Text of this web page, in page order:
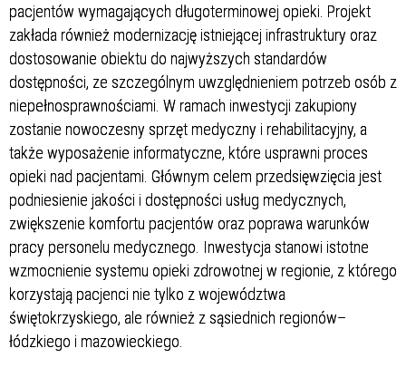
pacjentów wymagających długoterminowej opieki. Projekt
zakłada również modernizację istniejącej infrastruktury oraz
dostosowanie obiektu do najwyższych standardów
dostępności, ze szczególnym uwzględnieniem potrzeb osób z
niepełnosprawnościami. W ramach inwestycji zakupiony
zostanie nowoczesny sprzęt medyczny i rehabilitacyjny, a
także wyposażenie informatyczne, które usprawni proces
opieki nad pacjentami. Głównym celem przedsięwzięcia jest
podniesienie jakości i dostępności usług medycznych,
zwiększenie komfortu pacjentów oraz poprawa warunków
pracy personelu medycznego. Inwestycja stanowi istotne
wzmocnienie systemu opieki zdrowotnej w regionie, z którego
korzystają pacjenci nie tylko z województwa
świętokrzyskiego, ale również z sąsiednich regionów–
łódzkiego i mazowieckiego.